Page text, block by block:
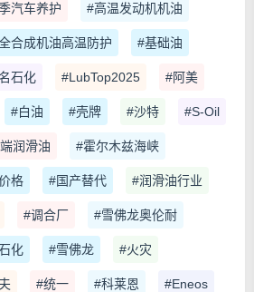
汽车养护 #高温发动机机油
合成机油高温防护 #基础油
石化 #LubTop2025 #阿美
#白油 #壳牌 #沙特 #S-Oil
润滑油 #霍尔木兹海峡
格 #国产替代 #润滑油行业
#调合厂 #雪佛龙奥伦耐
化 #雪佛龙 #火灾
#统一 #科莱恩 #Eneos